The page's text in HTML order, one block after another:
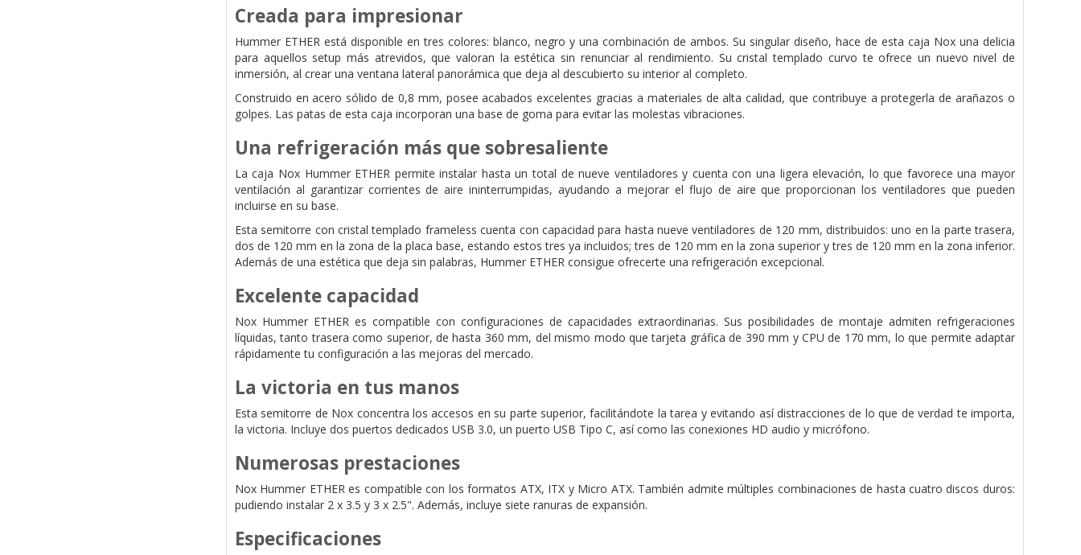
Creada para impresionar
Hummer ETHER está disponible en tres colores: blanco, negro y una combinación de ambos. Su singular diseño, hace de esta caja Nox una delicia
para aquellos setup más atrevidos, que valoran la estética sin renunciar al rendimiento. Su cristal templado curvo te ofrece un nuevo nivel de
inmersión, al crear una ventana lateral panorámica que deja al descubierto su interior al completo.
Construido en acero sólido de 0,8 mm, posee acabados excelentes gracias a materiales de alta calidad, que contribuye a protegerla de arañazos o
golpes. Las patas de esta caja incorporan una base de goma para evitar las molestas vibraciones.
Una refrigeración más que sobresaliente
La caja Nox Hummer ETHER permite instalar hasta un total de nueve ventiladores y cuenta con una ligera elevación, lo que favorece una mayor
ventilación al garantizar corrientes de aire ininterrumpidas, ayudando a mejorar el flujo de aire que proporcionan los ventiladores que pueden
incluirse en su base.
Esta semitorre con cristal templado frameless cuenta con capacidad para hasta nueve ventiladores de 120 mm, distribuidos: uno en la parte trasera,
dos de 120 mm en la zona de la placa base, estando estos tres ya incluidos; tres de 120 mm en la zona superior y tres de 120 mm en la zona inferior.
Además de una estética que deja sin palabras, Hummer ETHER consigue ofrecerte una refrigeración excepcional.
Excelente capacidad
Nox Hummer ETHER es compatible con configuraciones de capacidades extraordinarias. Sus posibilidades de montaje admiten refrigeraciones
líquidas, tanto trasera como superior, de hasta 360 mm, del mismo modo que tarjeta gráfica de 390 mm y CPU de 170 mm, lo que permite adaptar
rápidamente tu configuración a las mejoras del mercado.
La victoria en tus manos
Esta semitorre de Nox concentra los accesos en su parte superior, facilitándote la tarea y evitando así distracciones de lo que de verdad te importa,
la victoria. Incluye dos puertos dedicados USB 3.0, un puerto USB Tipo C, así como las conexiones HD audio y micrófono.
Numerosas prestaciones
Nox Hummer ETHER es compatible con los formatos ATX, ITX y Micro ATX. También admite múltiples combinaciones de hasta cuatro discos duros:
pudiendo instalar 2 x 3.5 y 3 x 2.5". Además, incluye siete ranuras de expansión.
Especificaciones